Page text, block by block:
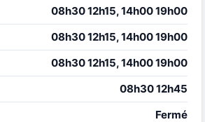
08h30 12h15, 14h00 19h00
08h30 12h15, 14h00 19h00
08h30 12h15, 14h00 19h00
08h30 12h45
Fermé